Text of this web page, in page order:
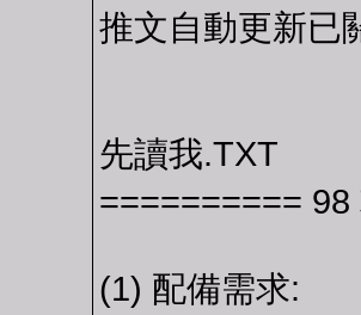
推文自動更新已
先讀我.TXT
==========
(1) 配備需求: